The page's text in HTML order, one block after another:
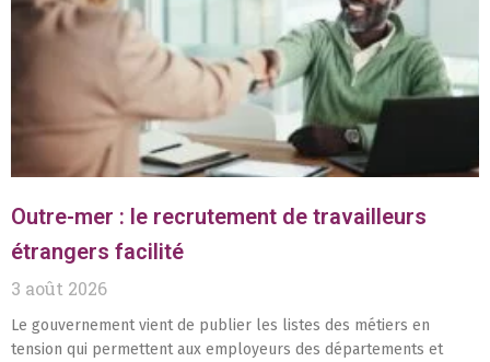
Outre-mer : le recrutement de travailleurs
étrangers facilité
3 août 2026
Le gouvernement vient de publier les listes des métiers en
tension qui permettent aux employeurs des départements et